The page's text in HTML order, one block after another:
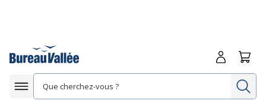
Afficher la navigation
Me